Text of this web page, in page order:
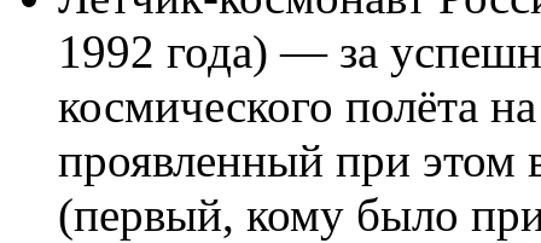
1992 года) — за
космического полёта
проявленный при этом
(первый, кому было